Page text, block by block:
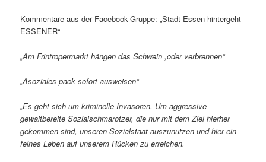
Kommentare aus der Facebook-Gruppe: „Stadt Essen hintergeht
ESSENER“
„Am Frintropermarkt hängen das Schwein ,oder verbrennen“
„Asoziales pack sofort ausweisen“
„Es geht sich um kriminelle Invasoren. Um aggressive
gewaltbereite Sozialschmarotzer, die nur mit dem Ziel hierher
gekommen sind, unseren Sozialstaat auszunutzen und hier ein
feines Leben auf unserem Rücken zu erreichen.